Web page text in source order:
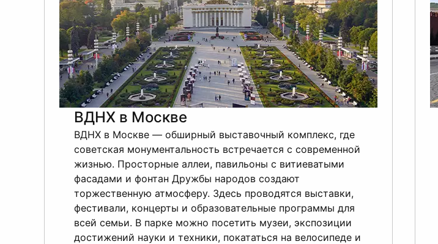
ВДНХ в Москве
ВДНХ в Москве — обширный выставочный комплекс, где
советская монументальность встречается с современной
жизнью. Просторные аллеи, павильоны с витиеватыми
фасадами и фонтан Дружбы народов создают
торжественную атмосферу. Здесь проводятся выставки,
фестивали, концерты и образовательные программы для
всей семьи. В парке можно посетить музеи, экспозиции
достижений науки и техники, покататься на велосипеде и